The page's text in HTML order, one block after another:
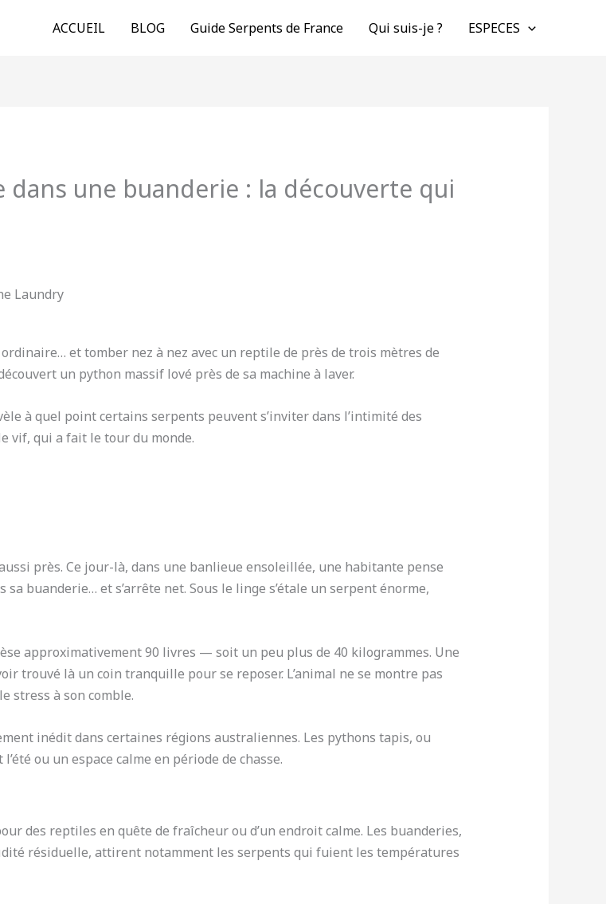
ACCUEIL BLOG Guide Serpents de France Qui suis-je ? ESPECES
une buanderie : la découverte qui
et tomber nez à nez avec un reptile de près de trois mètres de
un python massif lové près de sa machine à laver.
à quel point certains serpents peuvent s’inviter dans l’intimité des
vif, qui a fait le tour du monde.
près. Ce jour-là, dans une banlieue ensoleillée, une habitante pense
buanderie… et s’arrête net. Sous le linge s’étale un serpent énorme,
approximativement 90 livres — soit un peu plus de 40 kilogrammes. Une
trouvé là un coin tranquille pour se reposer. L’animal ne se montre pas
stress à son comble.
inédit dans certaines régions australiennes. Les pythons tapis, ou
ou un espace calme en période de chasse.
des reptiles en quête de fraîcheur ou d’un endroit calme. Les buanderies,
résiduelle, attirent notamment les serpents qui fuient les températures